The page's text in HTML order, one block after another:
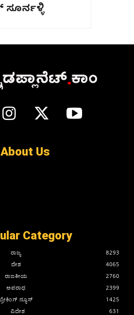
ಸೂರ್ನಳ್ಳಿ
About Us
Category
ರಾಜ್ಯ
8293
ದೇಶ
4065
ರಾಜಕೀಯ
2760
ಅಪರಾಧ
2399
ನ್ಯೂಸ್
1425
ವಿದೇಶ
631